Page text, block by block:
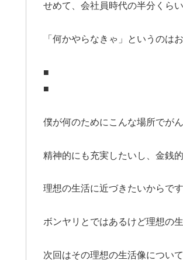
せめて、会社員時代の半分くら
「何かやらなきゃ」というのは
■
■
僕が何のためにこんな場所でが
精神的にも充実したいし、金銭
理想の生活に近づきたいからです
ボンヤリとではあるけど理想の
次回はその理想の生活像について